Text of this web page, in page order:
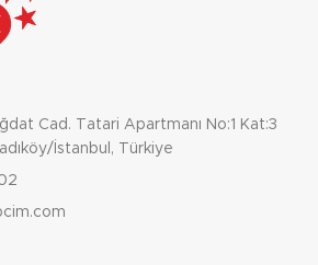
Cad. Tatari Apartmanı No:1 Kat:3
İstanbul, Türkiye